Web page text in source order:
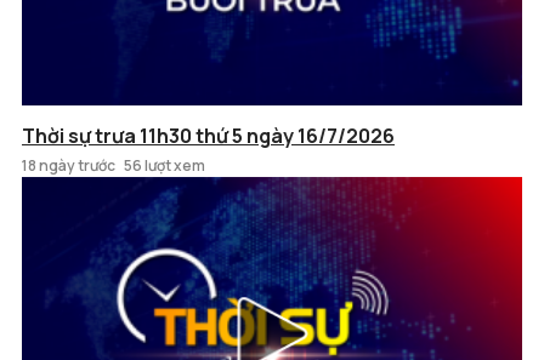
Thời sự trưa 11h30 thứ 5 ngày 16/7/2026
18 ngày trước 56 lượt xem